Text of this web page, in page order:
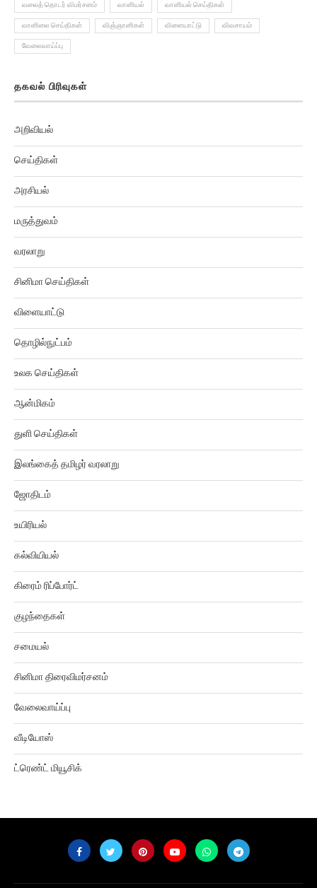
வலைத் தொடர் விமர்சனம் வானியல் வானியல் செய்திகள்
வானிலை செய்திகள் விஞ்ஞானிகள் விளையாட்டு விவசாயம்
வேலைவாய்ப்பு
தகவல் பிரிவுகள்
அறிவியல்
செய்திகள்
அரசியல்
மருத்துவம்
வரலாறு
சினிமா செய்திகள்
விளையாட்டு
தொழில்நுட்பம்
உலக செய்திகள்
ஆன்மிகம்
துளி செய்திகள்
இலங்கைத் தமிழர் வரலாறு
ஜோதிடம்
உயிரியல்
கல்வியியல்
கிரைம் ரிப்போர்ட்
குழந்தைகள்
சமையல்
சினிமா திரைவிமர்சனம்
வேலைவாய்ப்பு
வீடியோஸ்
ட்ரெண்ட் மியூசிக்